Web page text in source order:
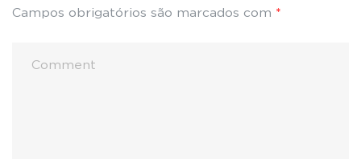
Campos obrigatórios são marcados com *